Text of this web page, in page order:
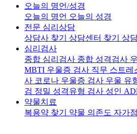
오늘의 명언/성경
오늘의 명언 오늘의 성경
전문 심리상담
상담사 찾기 상담센터 찾기 상
심리검사
종합 심리검사 종합 성격검사
MBTI 우울증 검사 직무 스트레
사 코로나 우울증 검사 우울 유
검 정밀 성격유형 검사 성인
약물치료
복용약 찾기 약물 의존도 자가